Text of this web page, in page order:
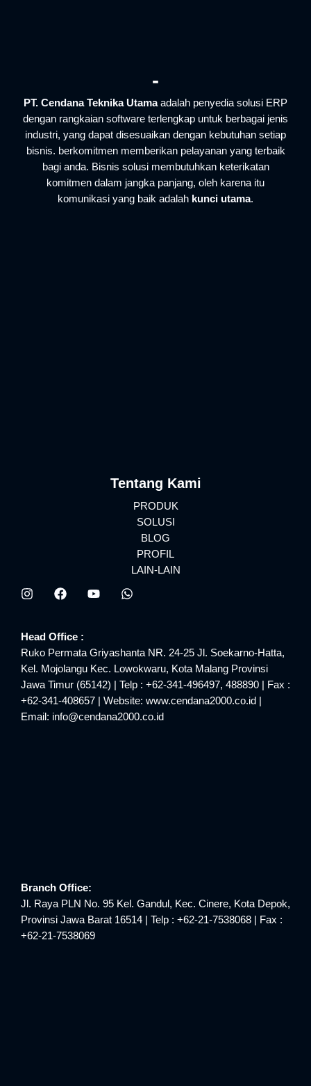
-
PT. Cendana Teknika Utamaadalah penyedia solusi ERP
dengan rangkaian software terlengkap untuk berbagai jenis
industri, yang dapat disesuaikan dengan kebutuhan setiap
bisnis. berkomitmen memberikan pelayanan yang terbaik
bagi anda. Bisnis solusi membutuhkan keterikatan
komitmen dalam jangka panjang, oleh karena itu
komunikasi yang baik adalah kunci utama.
Tentang Kami
PRODUK
SOLUSI
BLOG
PROFIL
LAIN-LAIN
Head Office :
Ruko Permata Griyashanta NR. 24-25 Jl. Soekarno-Hatta,
Kel. Mojolangu Kec. Lowokwaru, Kota Malang Provinsi
Jawa Timur (65142) | Telp : +62-341-496497, 488890 | Fax :
+62-341-408657 | Website: www.cendana2000.co.id |
Email: info@cendana2000.co.id
Branch Office:
Jl. Raya PLN No. 95 Kel. Gandul, Kec. Cinere, Kota Depok,
Provinsi Jawa Barat 16514 | Telp : +62-21-7538068 | Fax :
+62-21-7538069